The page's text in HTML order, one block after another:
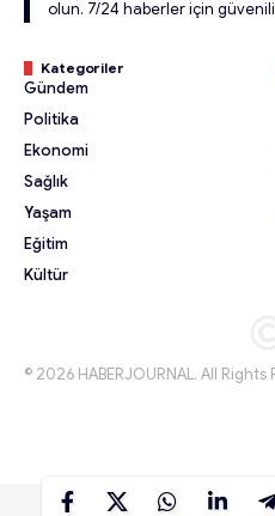
olun. 7/24 haberler için
Kategoriler
Gündem
Politika
Ekonomi
Sağlık
Yaşam
Eğitim
Kültür
© 2026 HABERJOURNAL. All Rights
© 2026